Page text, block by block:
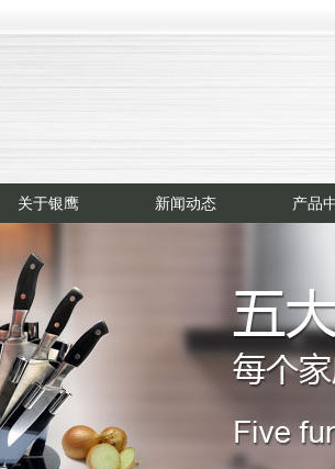
关于银鹰 新闻动态 产品